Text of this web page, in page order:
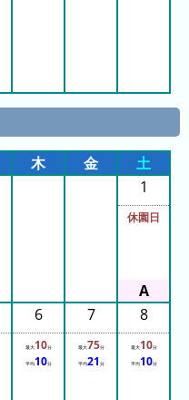
木 金
土
1
休園日
6
最大10分
平均10分
7
最大75分
平均21 分
8
最大10分
平均10分